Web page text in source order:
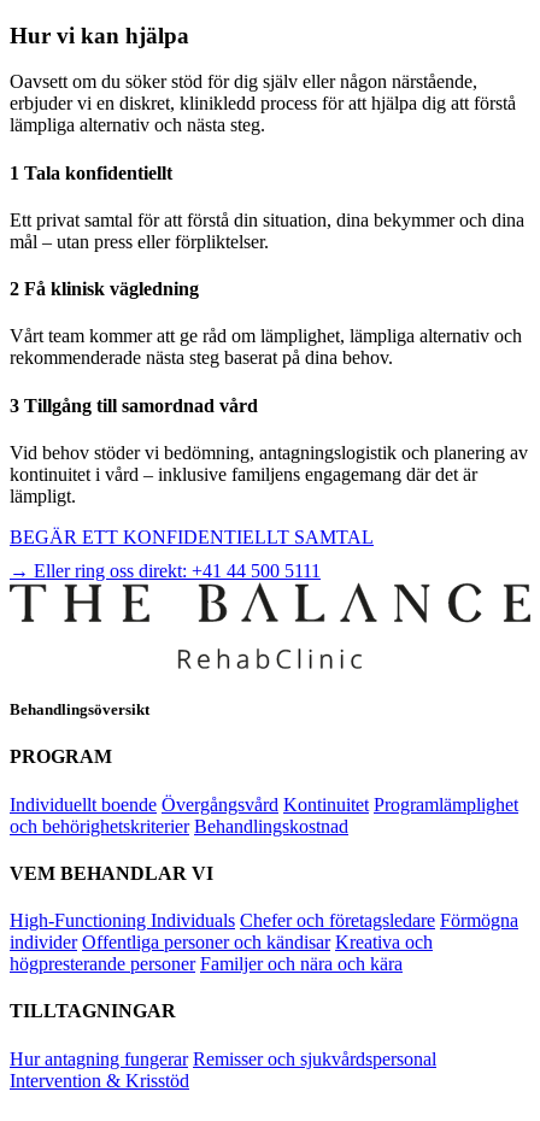
Hur vi kan hjälpa
Oavsett om du söker stöd för dig själv eller någon närstående,
erbjuder vi en diskret, klinikledd process för att hjälpa dig att förstå
lämpliga alternativ och nästa steg.
1 Tala konfidentiellt
Ett privat samtal för att förstå din situation, dina bekymmer och dina
mål – utan press eller förpliktelser.
2 Få klinisk vägledning
Vårt team kommer att ge råd om lämplighet, lämpliga alternativ och
rekommenderade nästa steg baserat på dina behov.
3 Tillgång till samordnad vård
Vid behov stöder vi bedömning, antagningslogistik och planering av
kontinuitet i vård – inklusive familjens engagemang där det är
lämpligt.
BEGÄR ETT KONFIDENTIELLT SAMTAL
→ Eller ring oss direkt: +41 44 500 5111
Behandlingsöversikt
PROGRAM
Individuellt boende Övergångsvård Kontinuitet Programlämplighet
och behörighetskriterier Behandlingskostnad
VEM BEHANDLAR VI
High-Functioning Individuals Chefer och företagsledare Förmögna
individer Offentliga personer och kändisar Kreativa och
högpresterande personer Familjer och nära och kära
TILLTAGNINGAR
Hur antagning fungerar Remisser och sjukvårdspersonal
Intervention & Krisstöd